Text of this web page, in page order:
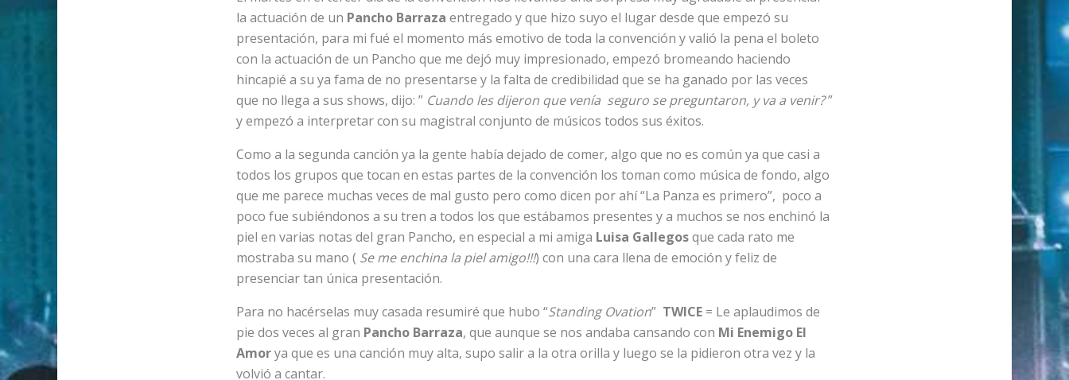
la actuación de un Pancho Barraza entregado y que hizo suyo el lugar desde que empezó su
presentación, para mi fué el momento más emotivo de toda la convención y valió la pena el boleto
con la actuación de un Pancho que me dejó muy impresionado, empezó bromeando haciendo
hincapié a su ya fama de no presentarse y la falta de credibilidad que se ha ganado por las veces
que no llega a sus shows, dijo: ” Cuando les dijeron que venía seguro se preguntaron, y va a venir?”
y empezó a interpretar con su magistral conjunto de músicos todos sus éxitos.
Como a la segunda canción ya la gente había dejado de comer, algo que no es común ya que casi a
todos los grupos que tocan en estas partes de la convención los toman como música de fondo, algo
que me parece muchas veces de mal gusto pero como dicen por ahí “La Panza es primero”, poco a
poco fue subiéndonos a su tren a todos los que estábamos presentes y a muchos se nos enchinó la
piel en varias notas del gran Pancho, en especial a mi amiga Luisa Gallegosque cada rato me
mostraba su mano ( Se me enchina la piel amigo!!!) con una cara llena de emoción y feliz de
presenciar tan única presentación.
Para no hacérselas muy casada resumiré que hubo “Standing Ovation” TWICE = Le aplaudimos de
pie dos veces al gran Pancho Barraza, que aunque se nos andaba cansando con Mi Enemigo El
Amorya que es una canción muy alta, supo salir a la otra orilla y luego se la pidieron otra vez y la
volvió a cantar.